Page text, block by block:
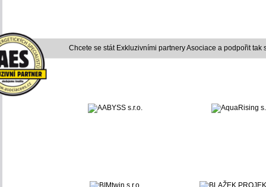
Chcete se stát Exkluzivními partnery Asociace a podpořit tak